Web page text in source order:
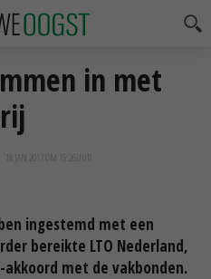
in met
18 JAN 2017 OM 15:26
ingestemd met een
bereikte LTO Nederland,
akkoord met de vakbonden.